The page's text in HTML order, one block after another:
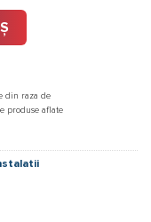
Gasex 450 g
din raza de
produse aflate